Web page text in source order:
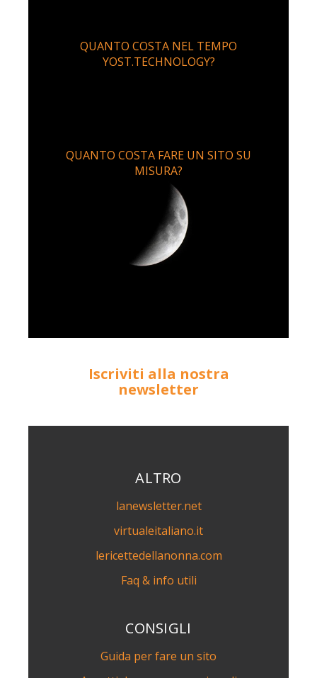
QUANTO COSTA NEL TEMPO
YOST.TECHNOLOGY?
QUANTO COSTA FARE UN SITO SU
MISURA?
Iscriviti alla nostra
newsletter
ALTRO
lanewsletter.net
virtualeitaliano.it
lericettedellanonna.com
Faq & info utili
CONSIGLI
Guida per fare un sito